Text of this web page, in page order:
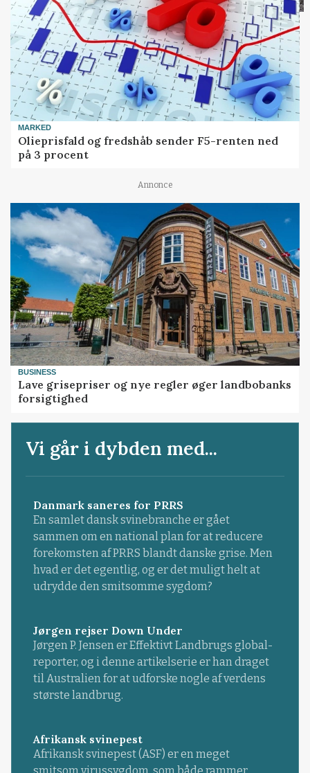
MARKED
Olieprisfald og fredshåb sender F5-renten ned
på 3 procent
Annonce
BUSINESS
Lave grisepriser og nye regler øger landbobanks
forsigtighed
Vi går i dybden med...
Danmark saneres for PRRS
En samlet dansk svinebranche er gået
sammen om en national plan for at reducere
forekomsten af PRRS blandt danske grise. Men
hvad er det egentlig, og er det muligt helt at
udrydde den smitsomme sygdom?
Jørgen rejser Down Under
Jørgen P. Jensen er Effektivt Landbrugs global-
reporter, og i denne artikelserie er han draget
til Australien for at udforske nogle af verdens
største landbrug.
Afrikansk svinepest
Afrikansk svinepest (ASF) er en meget